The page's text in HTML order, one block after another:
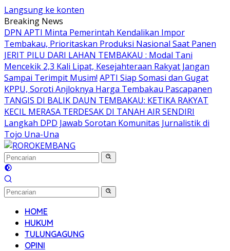
Langsung ke konten
Breaking News
DPN APTI Minta Pemerintah Kendalikan Impor
Tembakau, Prioritaskan Produksi Nasional Saat Panen
JERIT PILU DARI LAHAN TEMBAKAU ​: Modal Tani
Mencekik 2,3 Kali Lipat, Kesejahteraan Rakyat Jangan
Sampai Terimpit Musim! APTI Siap Somasi dan Gugat
KPPU, Soroti Anjloknya Harga Tembakau Pascapanen
TANGIS DI BALIK DAUN TEMBAKAU: KETIKA RAKYAT
KECIL MERASA TERDESAK DI TANAH AIR SENDIRI
Langkah DPD Jawab Sorotan Komunitas Jurnalistik di
Tojo Una-Una
HOME
HUKUM
TULUNGAGUNG
OPINI